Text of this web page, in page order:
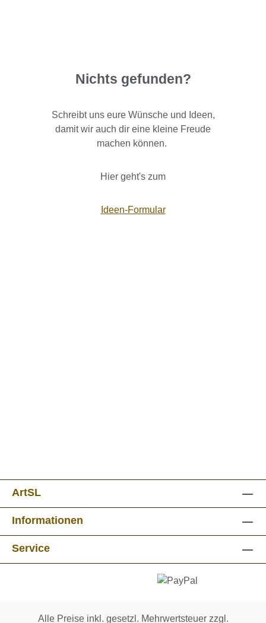
Nichts gefunden?
Schreibt uns eure Wünsche und Ideen,
damit wir auch dir eine kleine Freude
machen können.
Hier geht's zum
Ideen-Formular
ArtSL
Informationen
Service
Alle Preise inkl. gesetzl. Mehrwertsteuer zzgl.